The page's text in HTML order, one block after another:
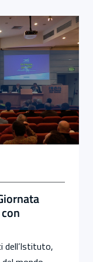
la Giornata
dell’Istituto,